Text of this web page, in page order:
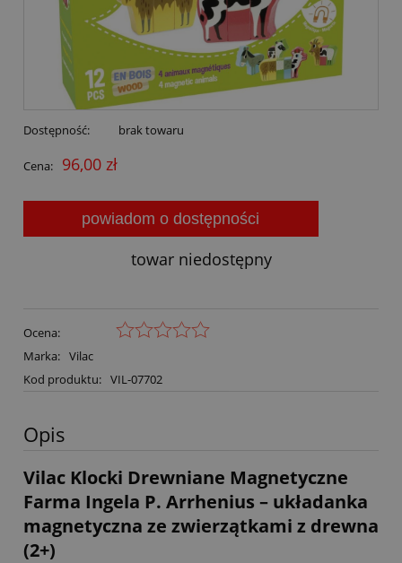
Dostępność: brak towaru
Cena: 96,00 zł
powiadom o dostępności
towar niedostępny
Ocena:
Marka: Vilac
Kod produktu: VIL-07702
Opis
Vilac Klocki Drewniane Magnetyczne
Farma Ingela P. Arrhenius – układanka
magnetyczna ze zwierzątkami z drewna
(2+)